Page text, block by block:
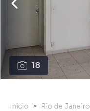
18
Início Rio de Janeiro